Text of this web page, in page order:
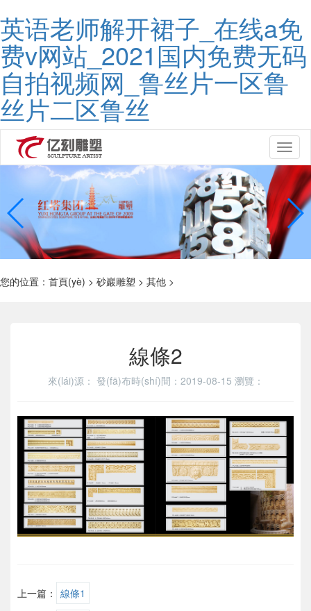
英语老师解开裙子_在线a免
费v网站_2021国内免费无码
自拍视频网_鲁丝片一区鲁
丝片二区鲁丝
您的位置： 首頁(yè) > 砂巖雕塑 > 其他 >
線條2
來(lái)源： 發(fā)布時(shí)間：2019-08-15 瀏覽：
上一篇： 線條1